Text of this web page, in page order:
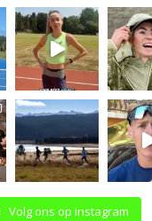
Volg ons op instagram